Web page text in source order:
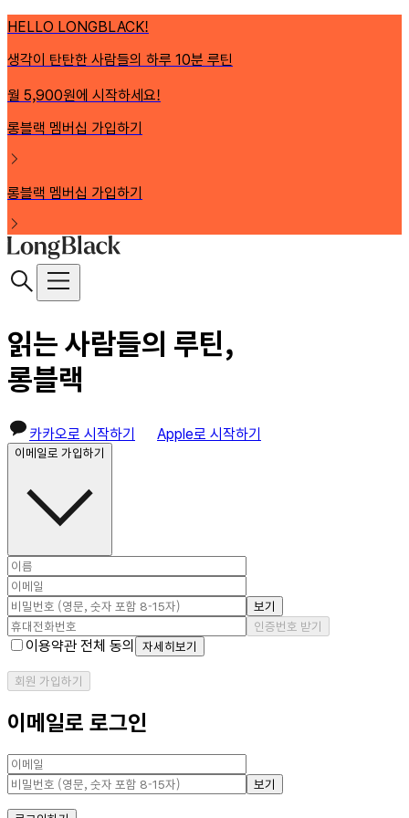
HELLO LONGBLACK!
생각이 탄탄한 사람들의 하루 10분 루틴
월 5,900원에 시작하세요!
롱블랙 멤버십 가입하기
롱블랙 멤버십 가입하기
읽는 사람들의 루틴,
롱블랙
카카오로 시작하기 Apple로 시작하기
이메일로 가입하기
보기
인증번호 받기
이용약관 전체 동의 자세히보기
회원 가입하기
이메일로 로그인
보기